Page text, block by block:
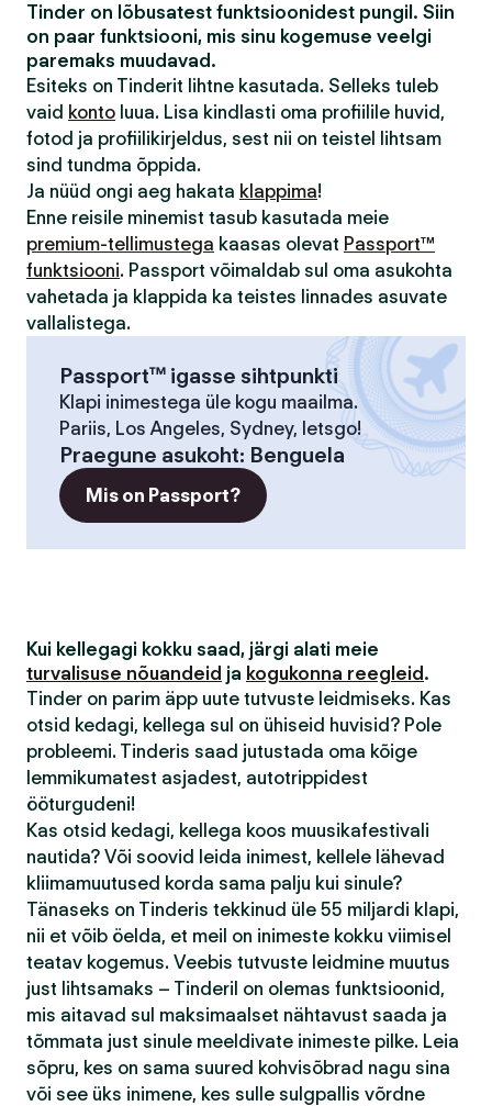
Tinder on lõbusatest funktsioonidest pungil. Siin
on paar funktsiooni, mis sinu kogemuse veelgi
paremaks muudavad.
Esiteks on Tinderit lihtne kasutada. Selleks tuleb
vaid konto luua. Lisa kindlasti oma profiilile huvid,
fotod ja profiilikirjeldus, sest nii on teistel lihtsam
sind tundma õppida.
Ja nüüd ongi aeg hakata klappima!
Enne reisile minemist tasub kasutada meie
premium-tellimustega kaasas olevat Passport™
funktsiooni. Passport võimaldab sul oma asukohta
vahetada ja klappida ka teistes linnades asuvate
vallalistega.
Passport™ igasse sihtpunkti
Klapi inimestega üle kogu maailma.
Pariis, Los Angeles, Sydney, letsgo!
Praegune asukoht: Benguela
Mis on Passport?
Kui kellegagi kokku saad, järgi alati meie
turvalisuse nõuandeid ja kogukonna reegleid .
Tinder on parim äpp uute tutvuste leidmiseks. Kas
otsid kedagi, kellega sul on ühiseid huvisid? Pole
probleemi. Tinderis saad jutustada oma kõige
lemmikumatest asjadest, autotrippidest
ööturgudeni!
Kas otsid kedagi, kellega koos muusikafestivali
nautida? Või soovid leida inimest, kellele lähevad
kliimamuutused korda sama palju kui sinule?
Tänaseks on Tinderis tekkinud üle 55 miljardi klapi,
nii et võib öelda, et meil on inimeste kokku viimisel
teatav kogemus. Veebis tutvuste leidmine muutus
just lihtsamaks – Tinderil on olemas funktsioonid,
mis aitavad sul maksimaalset nähtavust saada ja
tõmmata just sinule meeldivate inimeste pilke. Leia
sõpru, kes on sama suured kohvisõbrad nagu sina
või see üks inimene, kes sulle sulgpallis võrdne